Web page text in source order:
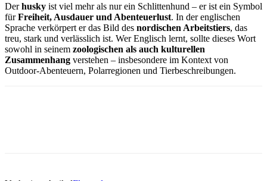
Derhusky ist viel mehr als nur ein Schlittenhund – er ist ein Symbol
fürFreiheit, Ausdauer und Abenteuerlust. In der englischen
Sprache verkörpert er das Bild des nordischen Arbeitstiers, das
treu, stark und verlässlich ist. Wer Englisch lernt, sollte dieses Wort
sowohl in seinem zoologischen als auch kulturellen
Zusammenhang verstehen – insbesondere im Kontext von
Outdoor-Abenteuern, Polarregionen und Tierbeschreibungen.